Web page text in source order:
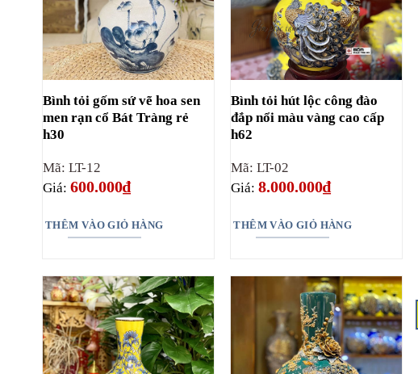
Bình tỏi gốm sứ vẽ hoa sen
men rạn cổ Bát Tràng rẻ
h30
Mã: LT-12
Giá: 600.000₫
THÊM VÀO GIỎ HÀNG
Bình tỏi hút lộc công đào
đắp nổi màu vàng cao cấp
h62
Mã: LT-02
Giá:8.000.000₫
THÊM VÀO GIỎ HÀNG